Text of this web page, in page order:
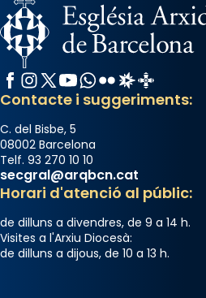
Facebook
Instagram
X / Twitter
YouTube
WhatsApp
FlickrRadio Estel
Contacte i suggeriments:
C. del Bisbe, 5
08002 Barcelona
Telf. 93 270 10 10
secgral@arqbcn.cat
Horari d'atenció al públic:
de dilluns a divendres, de 9 a 14 h.
Visites a l'Arxiu Diocesà:
de dilluns a dijous, de 10 a 13 h.